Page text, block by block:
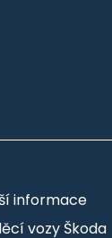
informace
vozy Škoda